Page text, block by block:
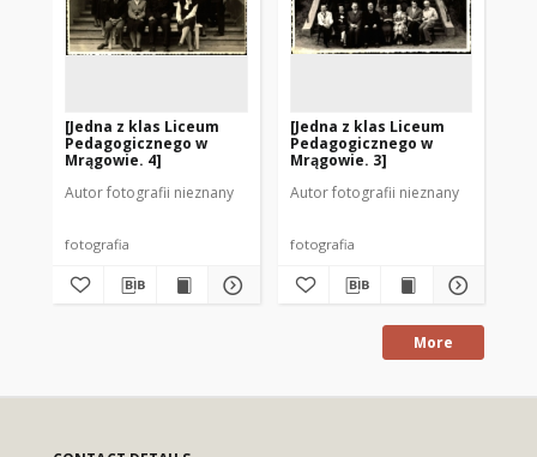
[Jedna z klas Liceum
Pedagogicznego w
Mrągowie. 4]
Autor fotografii nieznany
fotografia
[Jedna z klas Liceum
Pedagogicznego w
Mrągowie. 3]
Autor fotografii nieznany
fotografia
More